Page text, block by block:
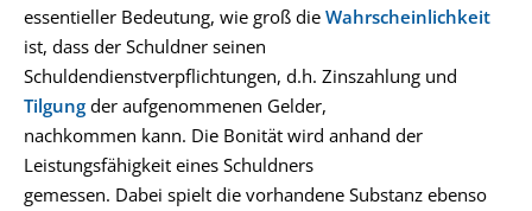
essentieller Bedeutung, wie groß die Wahrscheinlichkeit
ist, dass der Schuldner seinen
Schuldendienstverpflichtungen, d.h. Zinszahlung und
Tilgung der aufgenommenen Gelder,
nachkommen kann. Die Bonität wird anhand der
Leistungsfähigkeit eines Schuldners
gemessen. Dabei spielt die vorhandene Substanz ebenso